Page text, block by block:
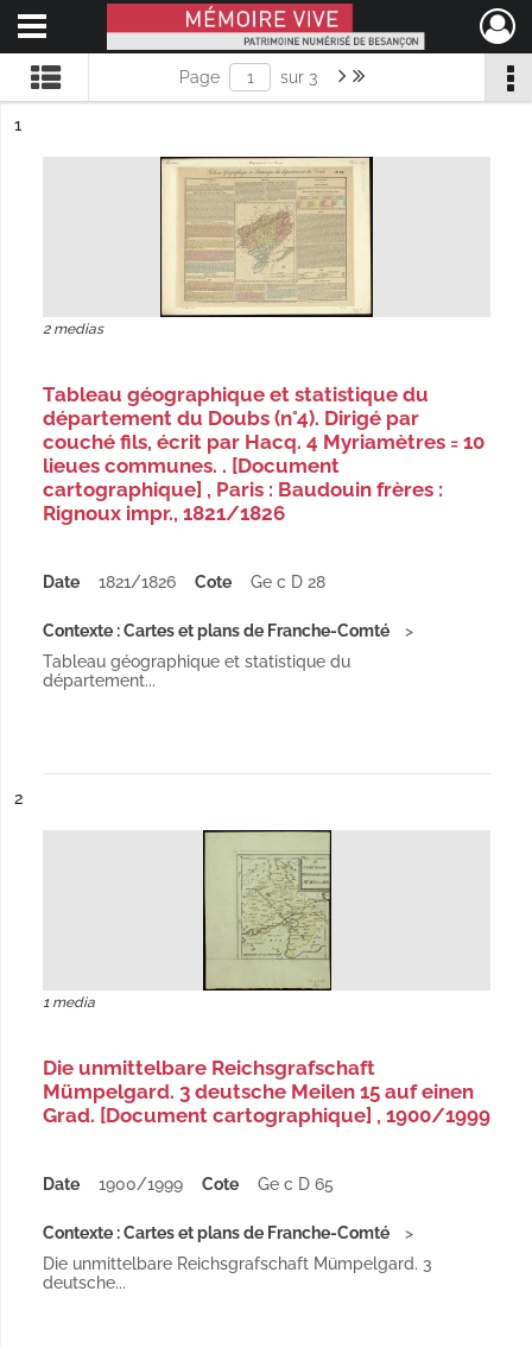
Mémoire Vive patrimoine numérisé de Besançon
Ouvrir le menu déroulant
Page sur 3
n°
1
2 medias
Tableau géographique et statistique du
département du Doubs (n°4). Dirigé par
couché fils, écrit par Hacq. 4 Myriamètres = 10
lieues communes. . [Document
cartographique] , Paris : Baudouin frères :
Rignoux impr., 1821/1826
Date 1821/1826 Cote Ge c D 28
Contexte : Cartes et plans de Franche-Comté
Tableau géographique et statistique du
département...
n°
2
1 media
Die unmittelbare Reichsgrafschaft
Mümpelgard. 3 deutsche Meilen 15 auf einen
Grad. [Document cartographique] , 1900/1999
Date 1900/1999 Cote Ge c D 65
Contexte : Cartes et plans de Franche-Comté
Die unmittelbare Reichsgrafschaft Mümpelgard. 3
deutsche...